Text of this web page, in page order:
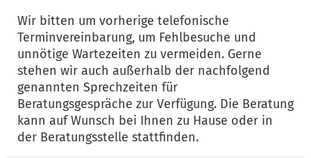
Wir bitten um vorherige telefonische
Terminvereinbarung, um Fehlbesuche und
unnötige Wartezeiten zu vermeiden. Gerne
stehen wir auch außerhalb der nachfolgend
genannten Sprechzeiten für
Beratungsgespräche zur Verfügung. Die Beratung
kann auf Wunsch bei Ihnen zu Hause oder in
der Beratungsstelle stattfinden.